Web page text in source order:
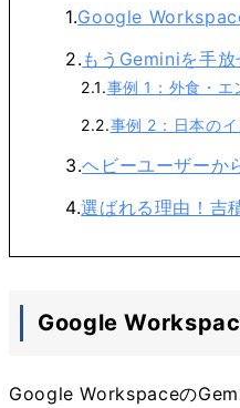
Google
もうGeminiを手
事例 1：外食・エ
事例 2：日本の
ヘビーユーザーか
選ばれる理由！吉
Google
Google Workspaceの